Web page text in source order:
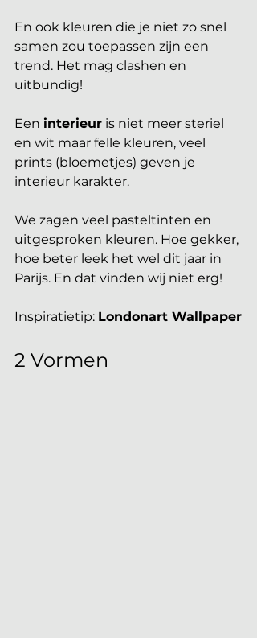
En ook kleuren die je niet zo snel
samen zou toepassen zijn een
trend. Het mag clashen en
uitbundig!
Een interieur is niet meer steriel
en wit maar felle kleuren, veel
prints (bloemetjes) geven je
interieur karakter.
We zagen veel pasteltinten en
uitgesproken kleuren. Hoe gekker,
hoe beter leek het wel dit jaar in
Parijs. En dat vinden wij niet erg!
Inspiratietip: Londonart Wallpaper
2 Vormen